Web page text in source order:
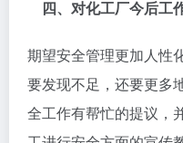
四、对化工厂今后工
期望安全管理更加人性
要发现不足，还要更多
全工作有帮忙的提议，